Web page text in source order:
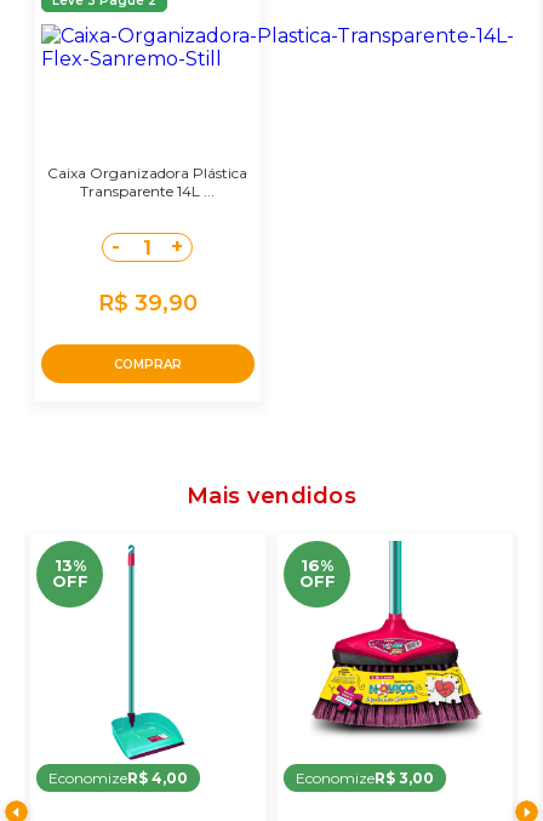
Caixa Organizadora Plástica
Transparente 14L ...
- 1 +
R$ 39,90
COMPRAR
Mais vendidos
13%
OFF
EconomizeR$ 4,00
16%
OFF
EconomizeR$ 3,00